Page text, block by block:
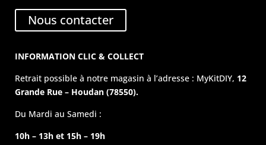
Nous contacter
INFORMATION CLIC & COLLECT
Retrait possible à notre magasin à l’adresse : MyKitDIY, 12
Grande Rue – Houdan (78550).
Du Mardi au Samedi :
10h – 13h et 15h – 19h